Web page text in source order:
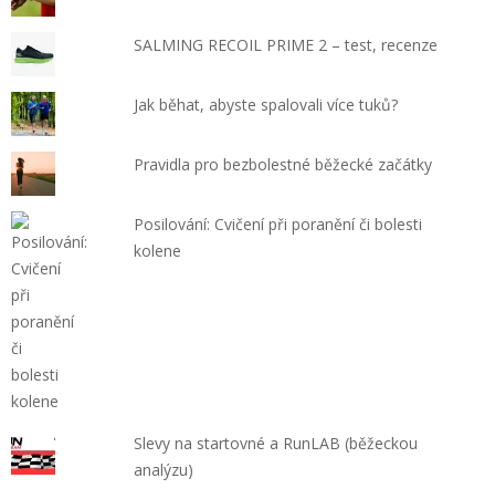
SALMING RECOIL PRIME 2 – test, recenze
Jak běhat, abyste spalovali více tuků?
Pravidla pro bezbolestné běžecké začátky
Posilování: Cvičení při poranění či bolesti
kolene
Slevy na startovné a RunLAB (běžeckou
analýzu)